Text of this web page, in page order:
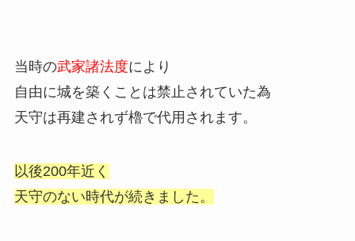
当時の武家諸法度により
自由に城を築くことは禁止されていた為
天守は再建されず櫓で代用されます。
以後200年近く
天守のない時代が続きました。